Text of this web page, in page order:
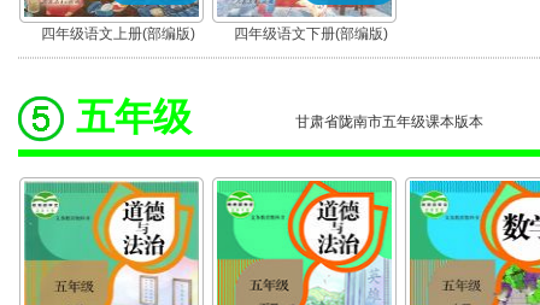
四年级语文上册(部编版) 四年级语文下册(部编版)
五年级 甘肃省陇南市五年级课本版本